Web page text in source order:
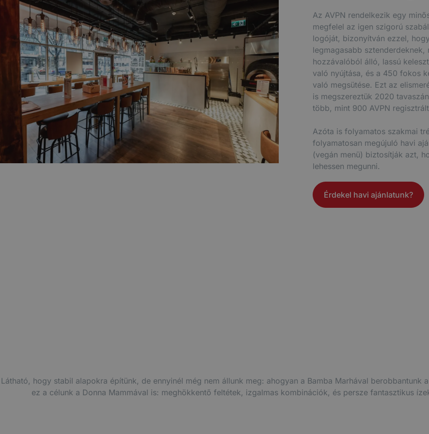
Az AVPN rendelkezik egy
megfelel az igen szigorú
logóját, bizonyítván ezzel,
legmagasabb
hozzávalóból álló, lassú
való nyújtása, és a 450 fokos
való megsütése. Ezt az
is megszereztük 2020
több, mint 900 AVPN
Azóta is folyamatos szakmai
folyamatosan megújuló havi
(vegán menü) biztosítják azt,
lehessen megunni.
Érdekel havi ajánlatunk?
Látható, hogy stabil alapokra építünk, de ennyinél még nem állunk meg: ahogyan a Bamba Marhával berobbantunk a
ez a célunk a Donna Mammával is: meghökkentő feltétek, izgalmas kombinációk, és persze fantasztikus